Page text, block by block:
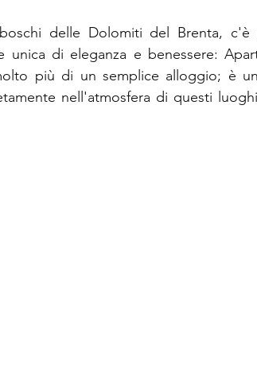
delle Dolomiti del Brenta,
unica di eleganza e benessere:
più di un semplice alloggio; è
nell'atmosfera di questi